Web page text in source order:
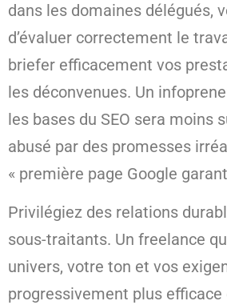
dans les domaines délégués,
d’évaluer correctement le
briefer efficacement vos
les déconvenues. Un
les bases du SEO sera moins
abusé par des promesses
« première page Google
Privilégiez des relations
sous-traitants. Un freelance
univers, votre ton et vos
progressivement plus